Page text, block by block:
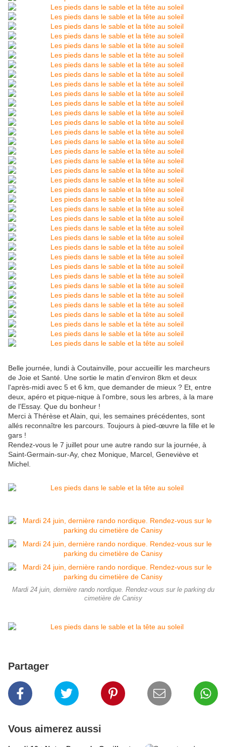
Belle journée, lundi à Coutainville, pour accueillir les marcheurs
de Joie et Santé. Une sortie le matin d'environ 8km et deux
l'après-midi avec 5 et 6 km, que demander de mieux ? Et, entre
deux, apéro et pique-nique à l'ombre, sous les arbres, à la mare
de l'Essay. Que du bonheur !
Merci à Thérèse et Alain, qui, les semaines précédentes, sont
allés reconnaître les parcours. Toujours à pied-œuvre la fille et le
gars !
Rendez-vous le 7 juillet pour une autre rando sur la journée, à
Saint-Germain-sur-Ay, chez Monique, Marcel, Geneviève et
Michel.
Mardi 24 juin, dernière rando nordique. Rendez-vous sur le parking du
cimetière de Canisy
Partager
Vous aimerez aussi